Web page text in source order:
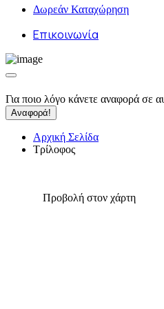
Δωρεάν Καταχώρηση
Επικοινωνία
Για ποιο λόγο κάνετε αναφορά σε
Αναφορά!
Αρχική Σελίδα
Τρίλοφος
Προβολή στον χάρτη